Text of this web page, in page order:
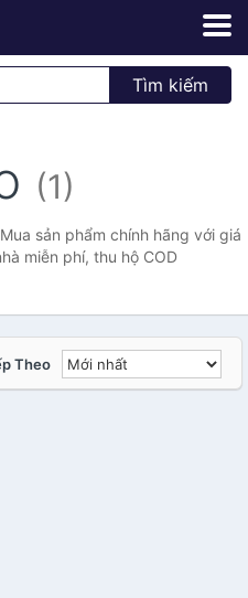
Tìm kiếm
(1)
sản phẩm chính hãng với giá
miễn phí, thu hộ COD
Theo